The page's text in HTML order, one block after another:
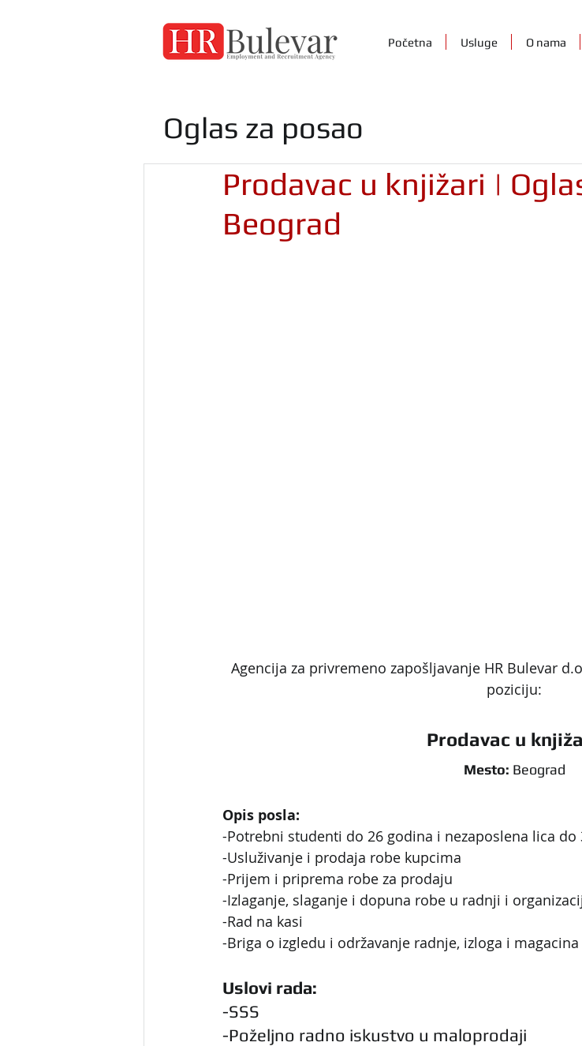
Početna Usluge O nama
Prodavac u knjižari |
Beograd
Agencija za privremeno zapošljavanje HR Bulevar
poziciju:
Prodavac u
Mesto: Beograd
Opis posla:
-Potrebni studenti do 26 godina i nezaposlena lica do
-Usluživanje i prodaja robe kupcima
-Prijem i priprema robe za prodaju
-Izlaganje, slaganje i dopuna robe u radnji i
-Rad na kasi
-Briga o izgledu i održavanje radnje, izloga i magacina
Uslovi rada:
-SSS
-Poželjno radno iskustvo u maloprodaji
Oglas za posao